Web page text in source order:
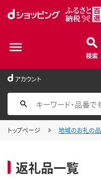
検索
アカウント
トップページ 地域のお礼の品
返礼品一覧